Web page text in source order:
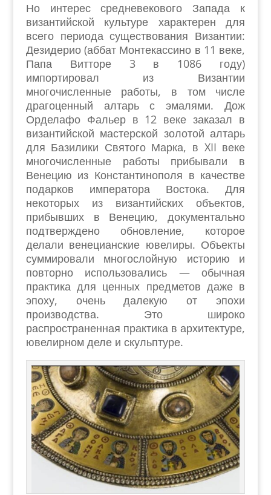
Но интерес средневекового Запада к
византийской культуре характерен для
всего периода существования Византии:
Дезидерио (аббат Монтекассино в 11 веке,
Папа Витторе 3 в 1086 году)
импортировал из Византии
многочисленные работы, в том числе
драгоценный алтарь с эмалями. Дож
Орделафо Фальер в 12 веке заказал в
византийской мастерской золотой алтарь
для Базилики Святого Марка, в XII веке
многочисленные работы прибывали в
Венецию из Константинополя в качестве
подарков императора Востока. Для
некоторых из византийских объектов,
прибывших в Венецию, документально
подтверждено обновление, которое
делали венецианские ювелиры. Объекты
суммировали многослойную историю и
повторно использовались — обычная
практика для ценных предметов даже в
эпоху, очень далекую от эпохи
производства. Это широко
распространенная практика в архитектуре,
ювелирном деле и скульптуре.